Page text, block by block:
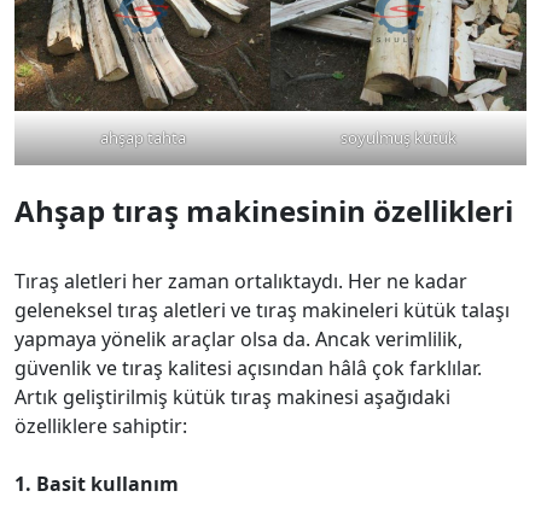
ahşap tahta soyulmuş kütük
Ahşap tıraş makinesinin özellikleri
Tıraş aletleri her zaman ortalıktaydı. Her ne kadar
geleneksel tıraş aletleri ve tıraş makineleri kütük talaşı
yapmaya yönelik araçlar olsa da. Ancak verimlilik,
güvenlik ve tıraş kalitesi açısından hâlâ çok farklılar.
Artık geliştirilmiş kütük tıraş makinesi aşağıdaki
özelliklere sahiptir:
1. Basit kullanım